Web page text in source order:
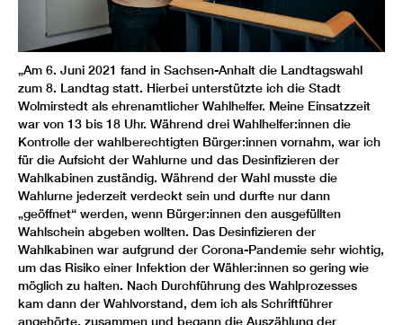
„Am 6. Juni 2021 fand in Sachsen-Anhalt die Landtagswahl
zum 8. Landtag statt. Hierbei unterstützte ich die Stadt
Wolmirstedt als ehrenamtlicher Wahlhelfer. Meine Einsatzzeit
war von 13 bis 18 Uhr. Während drei Wahlhelfer:innen die
Kontrolle der wahlberechtigten Bürger:innen vornahm, war ich
für die Aufsicht der Wahlurne und das Desinfizieren der
Wahlkabinen zuständig. Während der Wahl musste die
Wahlurne jederzeit verdeckt sein und durfte nur dann
„geöffnet“ werden, wenn Bürger:innen den ausgefüllten
Wahlschein abgeben wollten. Das Desinfizieren der
Wahlkabinen war aufgrund der Corona­-Pandemie sehr wichtig,
um das Risiko einer Infektion der Wähler:innen so gering wie
möglich zu halten. Nach Durchführung des Wahlprozesses
kam dann der Wahlvorstand, dem ich als Schriftführer
angehörte, zusammen und begann die Auszählung der